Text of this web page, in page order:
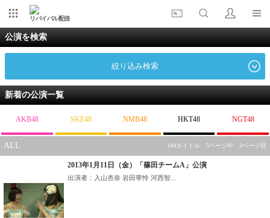
リバイバル配信
公演を検索
絞り込み検索
新着の公演一覧
AKB48 SKE48 NMB48 HKT48 NGT48
ALL 144タイトル 5ページ中 3ページ目
2013年1月11日（金）「篠田チームA」公演
出演者：入山杏奈 岩田華怜 河西智...